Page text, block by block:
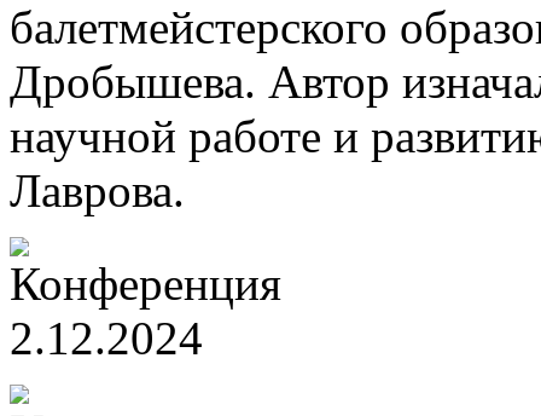
балетмейстерского
Дробышева. Автор
научной работе и
Лаврова.